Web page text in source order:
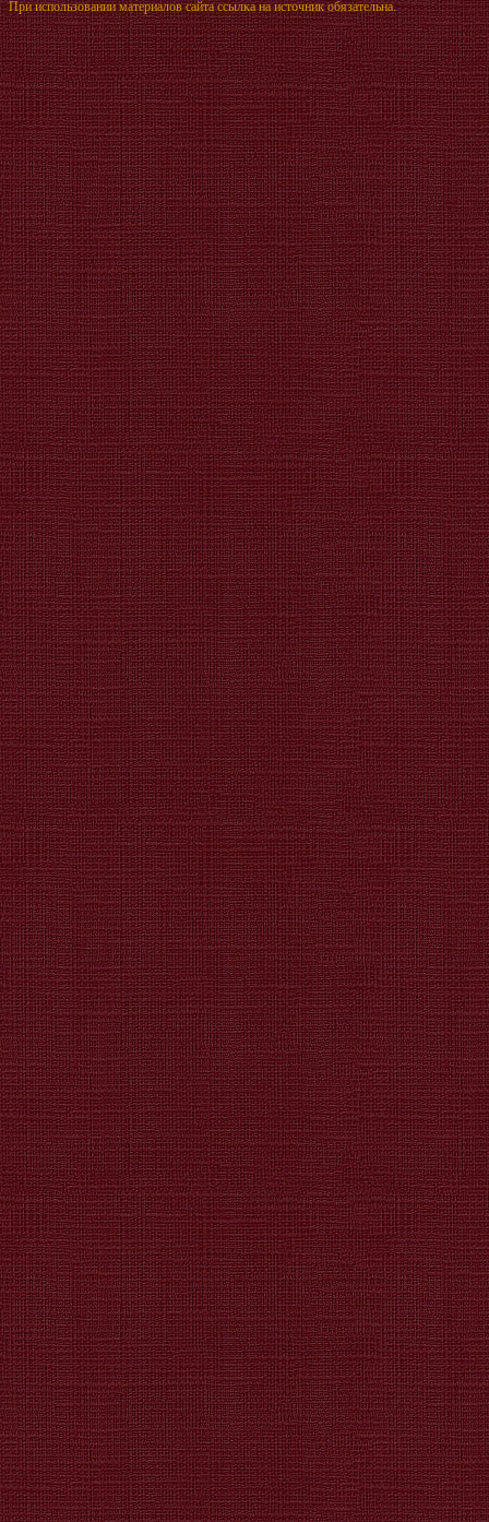
При использовании материалов сайта ссылка на источник обязательна.